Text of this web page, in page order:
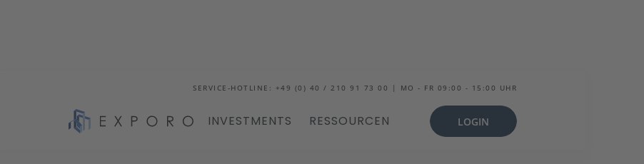
SERVICE-HOTLINE: +49 (0) 40 / 210 91 73 00 | MO - FR 09:00 - 15:00 UHR
INVESTMENTS RESSOURCEN LOGIN
Blog In Immobilien investieren: Mit diesen 4 Strategien zum Erfolg